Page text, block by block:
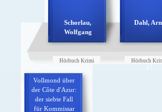
Schorlau,
Wolfgang
Hörbuch Krimi
Dahl,
Hörbuch
17
Vollmond über
der Côte d'Azur:
der siebte Fall
für Kommissar